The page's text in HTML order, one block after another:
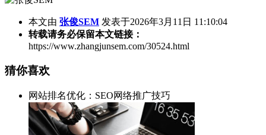
本文由 张俊SEM 发表于2026年3月11日 11:10:04
转载请务必保留本文链接：
https://www.zhangjunsem.com/30524.html
猜你喜欢
网站排名优化：SEO网络推广技巧